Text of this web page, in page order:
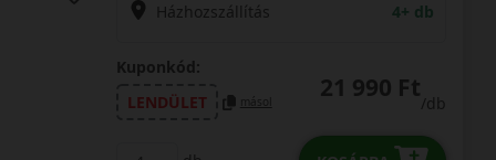
Házhozszállítás 4+ db
Kuponkód:
LENDÜLET
másol 21 990 Ft
/db